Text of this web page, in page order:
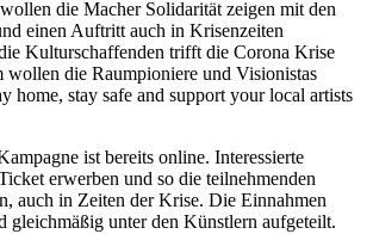
die Macher Solidarität zeigen mit den
einen Auftritt auch in Krisenzeiten
Kulturschaffenden trifft die Corona Krise
wollen die Raumpioniere und Visionistas
home, stay safe and support your local artists
ist bereits online. Interessierte
erwerben und so die teilnehmenden
auch in Zeiten der Krise. Die Einnahmen
gleichmäßig unter den Künstlern aufgeteilt.